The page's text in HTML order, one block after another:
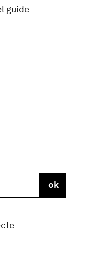
guide